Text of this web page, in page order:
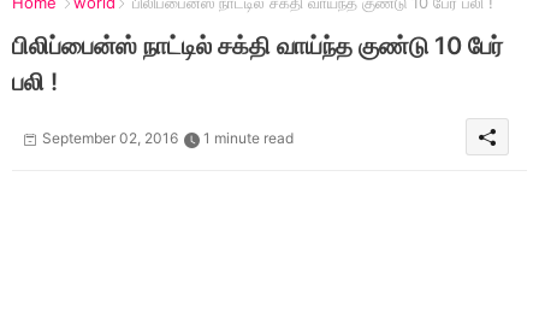
பிலிப்பைன்ஸ் நாட்டில் சக்தி வாய்ந்த குண்டு 10 பேர்
பலி !
September 02, 2016 1 minute read